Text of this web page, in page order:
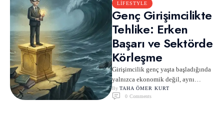
LIFESTYLE
Genç Girişimcilikte
Tehlike: Erken
Başarı ve Sektörde
Körleşme
Girişimcilik genç yaşta başladığında
yalnızca ekonomik değil, aynı
zamanda güçlü bir psikolojik
dönüşüm yaratır. Lise veya üniversite
By TAHA ÖMER KURT
0 Comments